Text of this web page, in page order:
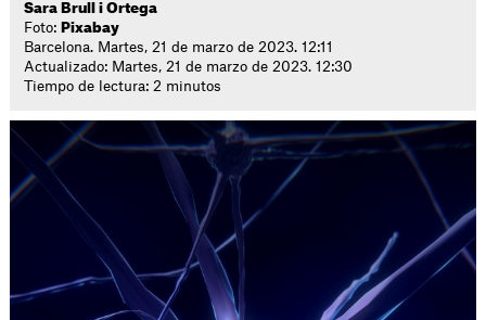
Sara Brull i Ortega
Foto: Pixabay
Barcelona. Martes, 21 de marzo de 2023. 12:11
Actualizado: Martes, 21 de marzo de 2023. 12:30
Tiempo de lectura: 2 minutos